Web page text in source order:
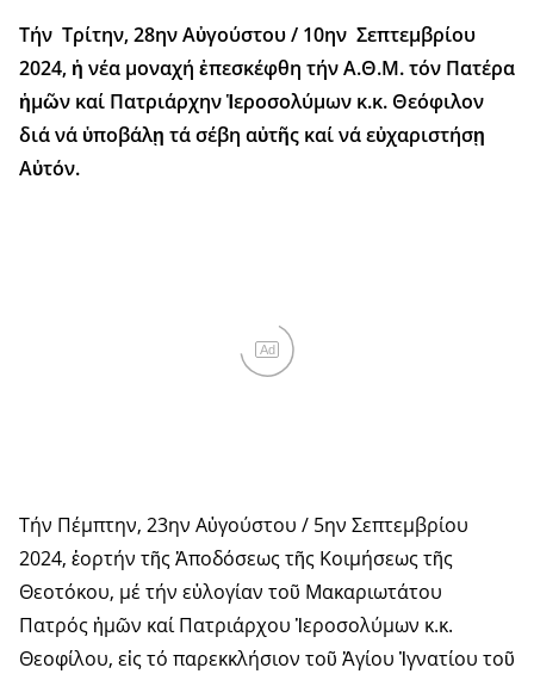
Τήν Τρίτην, 28ην Αὐγούστου / 10ην Σεπτεμβρίου
2024, ἡ νέα μοναχή ἐπεσκέφθη τήν Α.Θ.Μ. τόν Πατέρα
ἡμῶν καί Πατριάρχην Ἱεροσολύμων κ.κ. Θεόφιλον
διά νά ὑποβάλῃ τά σέβη αὐτῆς καί νά εὐχαριστήσῃ
Αὐτόν.
Ad
Τήν Πέμπτην, 23ην Αὐγούστου / 5ην Σεπτεμβρίου
2024, ἑορτήν τῆς Ἀποδόσεως τῆς Κοιμήσεως τῆς
Θεοτόκου, μέ τήν εὐλογίαν τοῦ Μακαριωτάτου
Πατρός ἡμῶν καί Πατριάρχου Ἱεροσολύμων κ.κ.
Θεοφίλου, εἰς τό παρεκκλήσιον τοῦ Ἁγίου Ἰγνατίου τοῦ